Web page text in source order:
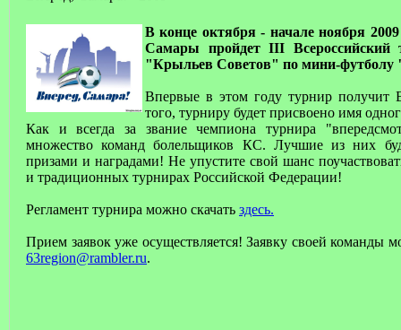
В конце октября - начале ноября
Самары пройдет III Всероссийский
"Крыльев Советов" по мини-футболу
Впервые в этом году турнир получит
того, турниру будет присвоено имя
Как и всегда за звание чемпиона турнира
множество команд болельщиков КС. Лучшие из них
призами и наградами! Не упустите свой шанс
и традиционных турнирах Российской Федерации!
Регламент турнира можно скачать здесь.
Прием заявок уже осуществляется! Заявку своей команды
63region@rambler.ru.